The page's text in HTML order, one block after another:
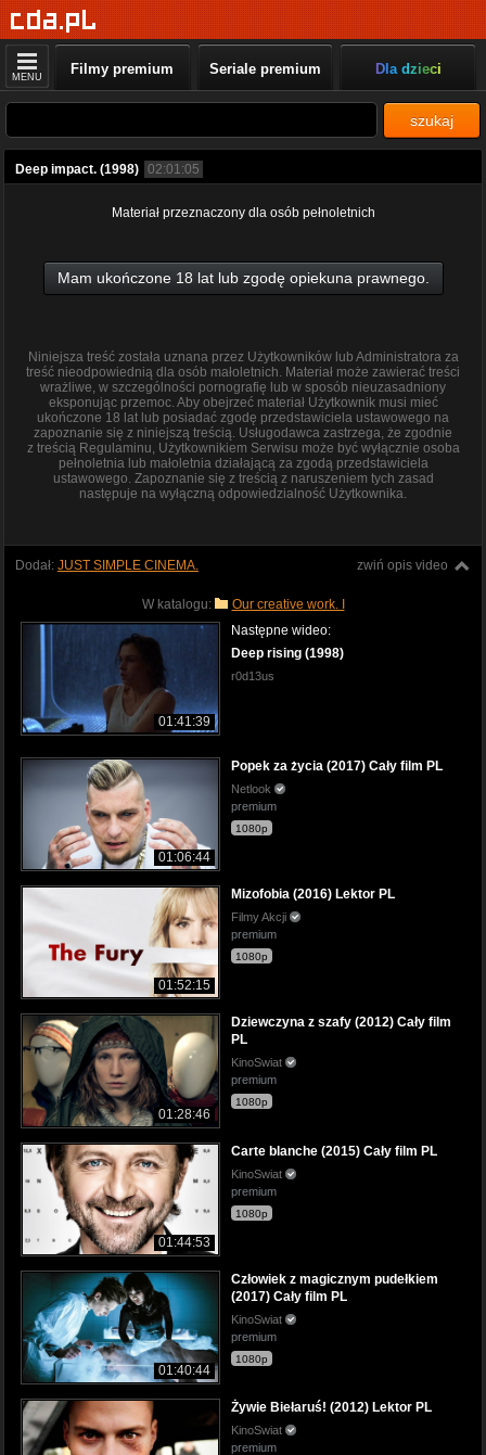
MENU Filmy premium Seriale premium Dla dzieci
szukaj
Deep impact. (1998) 02:01:05
Materiał przeznaczony dla osób pełnoletnich
Mam ukończone 18 lat lub zgodę opiekuna prawnego.
Niniejsza treść została uznana przez Użytkowników lub Administratora za
treść nieodpowiednią dla osób małoletnich. Materiał może zawierać treści
wrażliwe, w szczególności pornografię lub w sposób nieuzasadniony
eksponując przemoc. Aby obejrzeć materiał Użytkownik musi mieć
ukończone 18 lat lub posiadać zgodę przedstawiciela ustawowego na
zapoznanie się z niniejszą treścią. Usługodawca zastrzega, że zgodnie
z treścią Regulaminu, Użytkownikiem Serwisu może być wyłącznie osoba
pełnoletnia lub małoletnia działającą za zgodą przedstawiciela
ustawowego. Zapoznanie się z treścią z naruszeniem tych zasad
następuje na wyłączną odpowiedzialność Użytkownika.
zwiń opis video
Dodał: JUST SIMPLE CINEMA.
W katalogu: Our creative work. I
01:41:39
Następne wideo:
Deep rising (1998)
r0d13us
01:06:44
Popek za życia (2017) Cały film PL
Netlook
premium
1080p
01:52:15
Mizofobia (2016) Lektor PL
Filmy Akcji
premium
1080p
01:28:46
Dziewczyna z szafy (2012) Cały film
PL
KinoSwiat
premium
1080p
01:44:53
Carte blanche (2015) Cały film PL
KinoSwiat
premium
1080p
01:40:44
Człowiek z magicznym pudełkiem
(2017) Cały film PL
KinoSwiat
premium
1080p
Żywie Biełaruś! (2012) Lektor PL
KinoSwiat
premium